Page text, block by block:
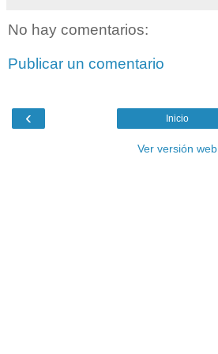
No hay comentarios:
Publicar un comentario
‹ Inicio
Ver versión web